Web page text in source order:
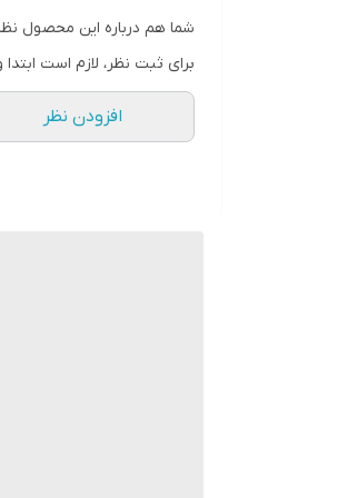
شما هم درباره این محصول
برای ثبت نظر، لازم است
افزودن نظر